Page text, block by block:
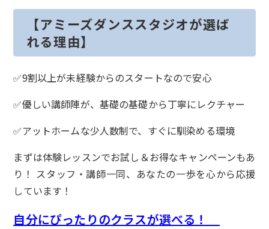
【アミーズダンススタジオが選ば
れる理由】
✅9割以上が未経験からのスタートなので安心
✅優しい講師陣が、基礎の基礎から丁寧にレクチャー
✅アットホームな少人数制で、すぐに馴染める環境
まずは体験レッスンでお試し＆お得なキャンペーンもあ
り！ スタッフ・講師一同、あなたの一歩を心から応援
しています！
自分にぴったりのクラスが選べる！